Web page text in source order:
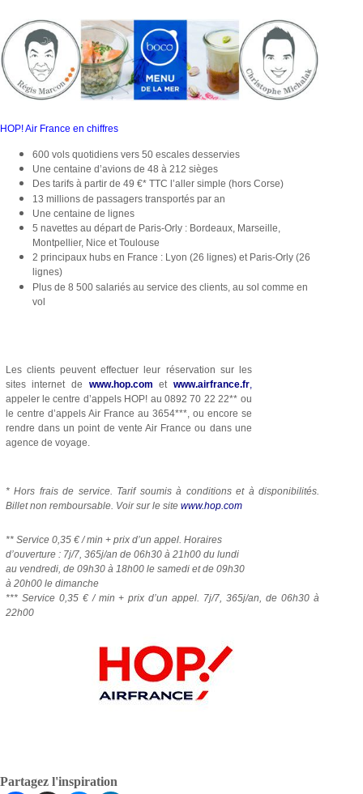
HOP! Air France en chiffres
600 vols quotidiens vers 50 escales desservies
Une centaine d’avions de 48 à 212 sièges
Des tarifs à partir de 49 €* TTC l’aller simple (hors Corse)
13 millions de passagers transportés par an
Une centaine de lignes
5 navettes au départ de Paris-Orly : Bordeaux, Marseille,
Montpellier, Nice et Toulouse
2 principaux hubs en France : Lyon (26 lignes) et Paris-Orly (26
lignes)
Plus de 8 500 salariés au service des clients, au sol comme en
vol
Les clients peuvent effectuer leur réservation sur les
sites internet de www.hop.com et www.airfrance.fr,
appeler le centre d’appels HOP! au 0892 70 22 22** ou
le centre d’appels Air France au 3654***, ou encore se
rendre dans un point de vente Air France ou dans une
agence de voyage.
* Hors frais de service. Tarif soumis à conditions et à disponibilités.
Billet non remboursable. Voir sur le site www.hop.com
** Service 0,35 € / min + prix d’un appel. Horaires
d’ouverture : 7j/7, 365j/an de 06h30 à 21h00 du lundi
au vendredi, de 09h30 à 18h00 le samedi et de 09h30
à 20h00 le dimanche
*** Service 0,35 € / min + prix d’un appel. 7j/7, 365j/an, de 06h30 à
22h00
Partagez l'inspiration